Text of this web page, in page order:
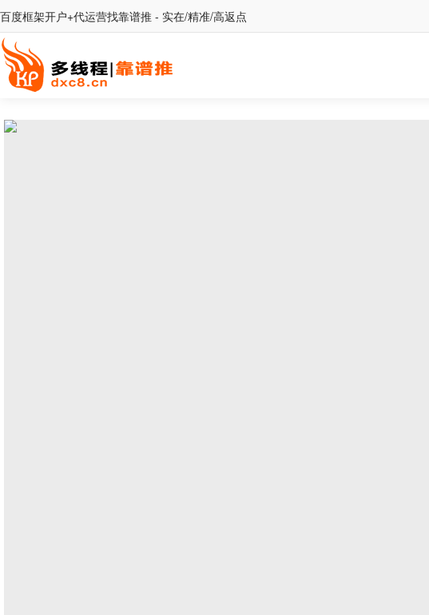
百度框架开户+代运营找靠谱推 - 实在/精准/高返点